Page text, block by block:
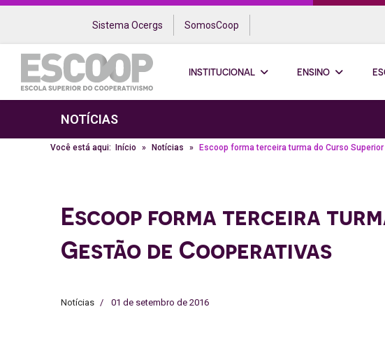
Sistema Ocergs SomosCoop
INSTITUCIONAL ENSINO
NOTÍCIAS
Você está aqui: Início Notícias Escoop forma terceira turma do Curso
Escoop forma terceira
Gestão de Cooperativas
Notícias 01 de setembro de 2016